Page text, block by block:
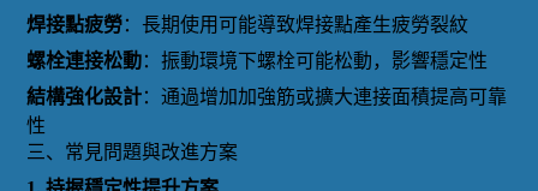
焊接點疲勞：長期使用可能導致焊接點產生疲勞裂紋
螺栓連接松動：振動環境下螺栓可能松動，影響穩定性
結構強化設計：通過增加加強筋或擴大連接面積提高可靠
性
三、常見問題與改進方案